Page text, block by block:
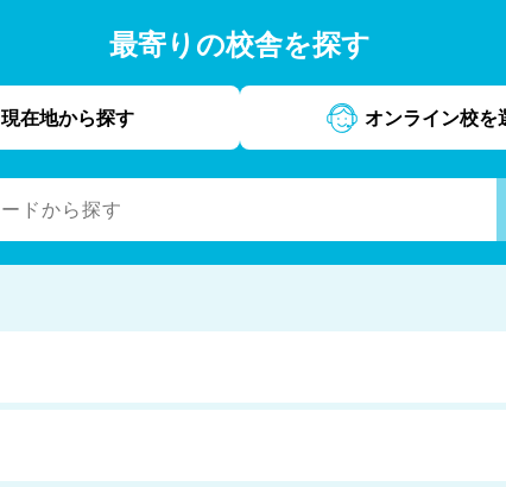
最寄りの校舎を探す
現在地から探す オンライン校を